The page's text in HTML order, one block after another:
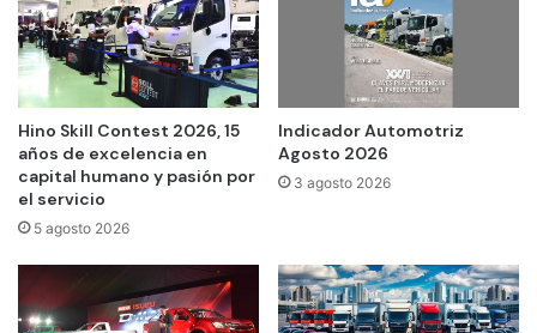
Hino Skill Contest 2026, 15
años de excelencia en
capital humano y pasión por
el servicio
5 agosto 2026
Indicador Automotriz
Agosto 2026
3 agosto 2026